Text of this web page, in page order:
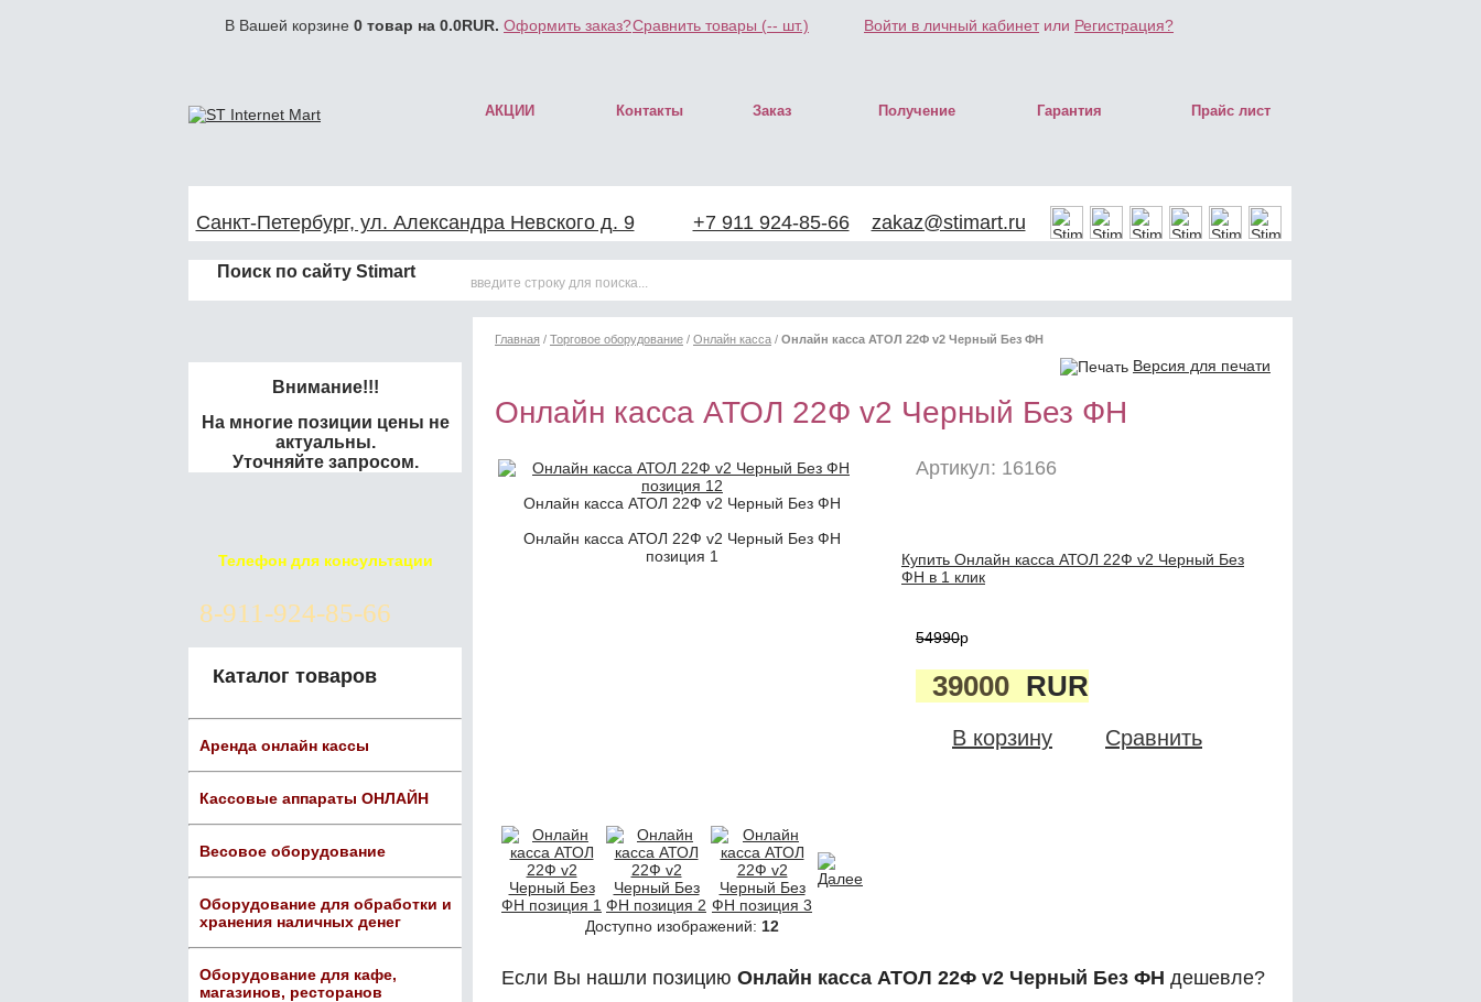
В Вашей корзине 0 товар на 0.0RUR. Оформить заказ?Сравнить товары (-- шт.) Войти в личный кабинетили Регистрация?
АКЦИИ Контакты Заказ Получение Гарантия Прайс лист
Санкт-Петербург, ул. Александра Невского д. 9 +7 911 924-85-66 zakaz@stimart.ru
Поиск по сайту Stimart
Внимание!!!
На многие позиции цены не
актуальны.
Уточняйте запросом.
Телефон для консультации
8-911-924-85-66
Каталог товаров
Аренда онлайн кассы
Кассовые аппараты ОНЛАЙН
Весовое оборудование
Оборудование для обработки и
хранения наличных денег
Оборудование для кафе,
магазинов, ресторанов
Главная / Торговое оборудование / Онлайн касса / Онлайн касса АТОЛ 22Ф v2 Черный Без ФН
Версия для печати
Онлайн касса АТОЛ 22Ф v2 Черный Без ФН
Онлайн касса АТОЛ 22Ф v2 Черный Без ФН
Онлайн касса АТОЛ 22Ф v2 Черный Без ФН
позиция 1
Доступно изображений: 12
Артикул: 16166
Купить Онлайн касса АТОЛ 22Ф v2 Черный Без
ФН в 1 клик
54990p
39000 RUR
В корзину Сравнить
Если Вы нашли позицию Онлайн касса АТОЛ 22Ф v2 Черный Без ФН дешевле?